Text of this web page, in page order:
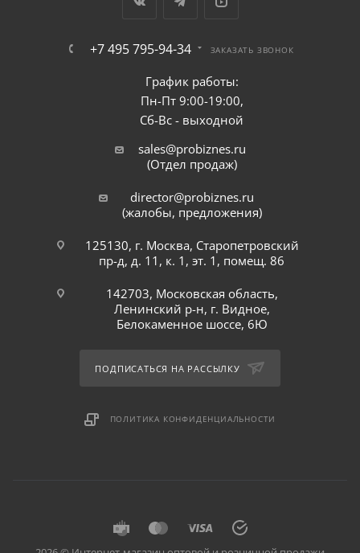
+7 495 795-94-34 ЗАКАЗАТЬ ЗВОНОК
График работы:
Пн-Пт 9:00-19:00,
Сб-Вс - выходной
sales@probiznes.ru
(Отдел продаж)
director@probiznes.ru
(жалобы, предложения)
125130, г. Москва, Старопетровский
пр-д, д. 11, к. 1, эт. 1, помещ. 86
142703, Московская область,
Ленинский р-н, г. Видное,
Белокаменное шоссе, 6Ю
ПОДПИСАТЬСЯ НА РАССЫЛКУ
ПОЛИТИКА КОНФИДЕНЦИАЛЬНОСТИ